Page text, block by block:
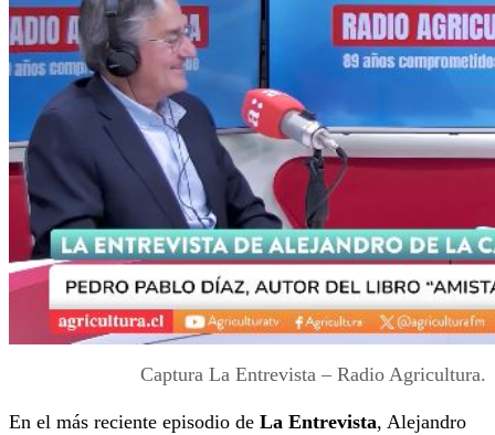
Captura La Entrevista – Radio Agricultura.
En el más reciente episodio de La Entrevista, Alejandro